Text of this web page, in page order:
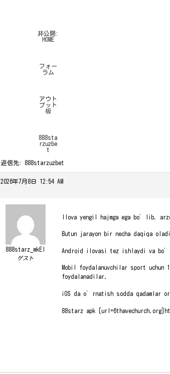
非公開:
HOME
フォー
ラム
アウト
プット
板
888sta
rzuzbe
t
返信先: 888starzuzbet
2026年7月8日 12:54 AM
888starz_mkEl
ゲスト
Ilova yengil hajmga ega bo’lib,
Butun jarayon bir necha daqiqa
Android ilovasi tez ishlaydi va
Mobil foydalanuvchilar sport uchun
foydalanadilar.
iOS da o’rnatish sodda qadamlar
88starz apk